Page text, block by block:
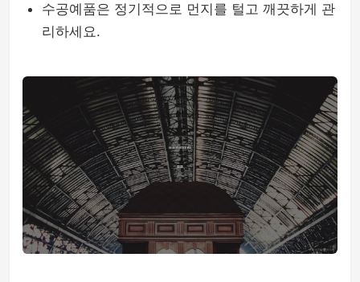
수공예품은 정기적으로 먼지를 털고 깨끗하게 관
리하세요.